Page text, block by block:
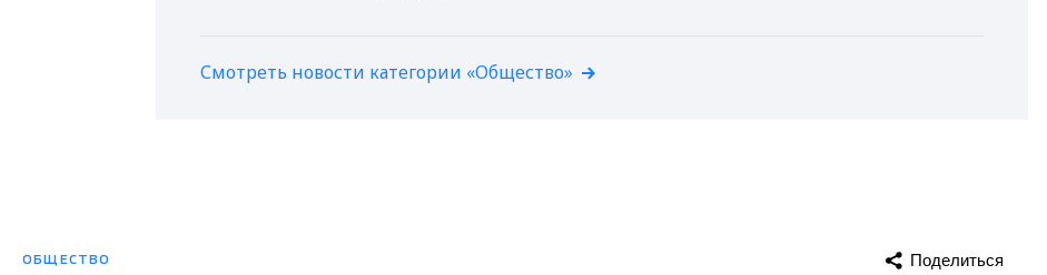
Смотреть новости категории «Общество»
ОБЩЕСТВО Поделиться